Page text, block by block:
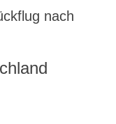
nach